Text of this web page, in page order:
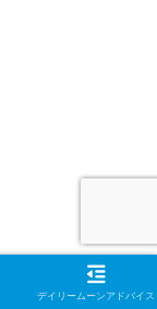
デイリームーンアドバイス